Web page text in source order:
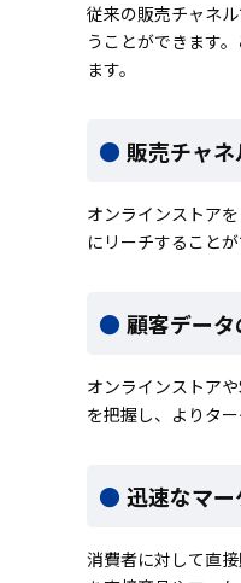
従来の販売チャネ
うことができます
ます。
販売チャ
オンラインストア
にリーチすること
顧客デー
オンラインストア
を把握し、よりタ
迅速なマ
消費者に対して直